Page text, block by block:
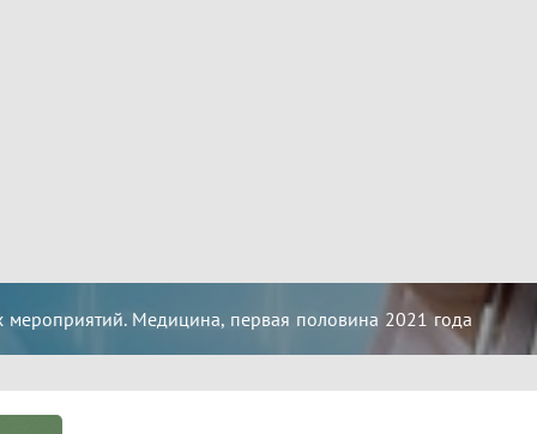
Медицина, первая половина 2021 года